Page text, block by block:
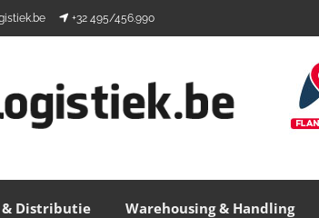
+32 495/456.990
Distributie Warehousing & Handling